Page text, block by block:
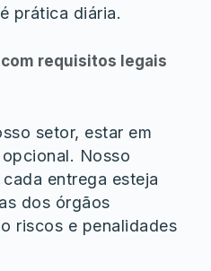
prática diária.
requisitos legais
setor, estar em
Nosso
entrega esteja
dos órgãos
riscos e penalidades